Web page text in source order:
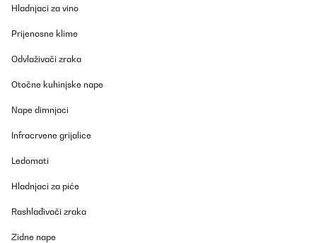
Hladnjaci za vino
Prijenosne klime
Odvlaživači zraka
Otočne kuhinjske nape
Nape dimnjaci
Infracrvene grijalice
Ledomati
Hladnjaci za piće
Rashlađivači zraka
Zidne nape